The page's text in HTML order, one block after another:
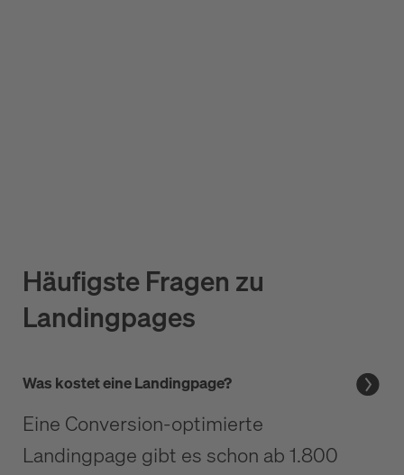
Häufigste Fragen zu
Landingpages
Was kostet eine Landingpage?
Eine Conversion-optimierte
Landingpage gibt es schon ab 1.800